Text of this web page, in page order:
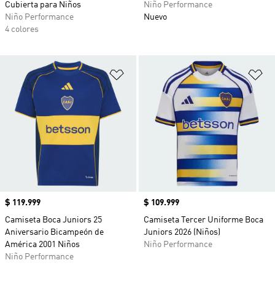
Cubierta para Niños
Niño Performance
4 colores
Niño Performance
Nuevo
Añadir a la lista de deseos
Precio
$ 119.999
Camiseta Boca Juniors 25
Aniversario Bicampeón de
América 2001 Niños
Niño Performance
Precio
$ 109.999
Camiseta Tercer Uniforme Boca
Juniors 2026 (Niños)
Niño Performance